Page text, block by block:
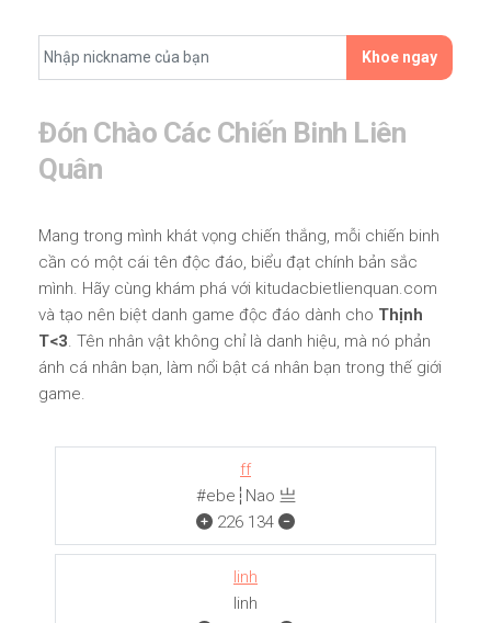
Khoe ngay
Đón Chào Các Chiến Binh Liên
Quân
Mang trong mình khát vọng chiến thắng, mỗi chiến binh
cần có một cái tên độc đáo, biểu đạt chính bản sắc
mình. Hãy cùng khám phá với kitudacbietlienquan.com
và tạo nên biệt danh game độc đáo dành cho Thịnh
T<3. Tên nhân vật không chỉ là danh hiệu, mà nó phản
ánh cá nhân bạn, làm nổi bật cá nhân bạn trong thế giới
game.
ff
#ebe┆Nao 亗
226 134
linh
linh